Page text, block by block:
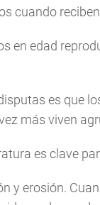
cuando
en edad
es que
más viven
es clave
y erosión.